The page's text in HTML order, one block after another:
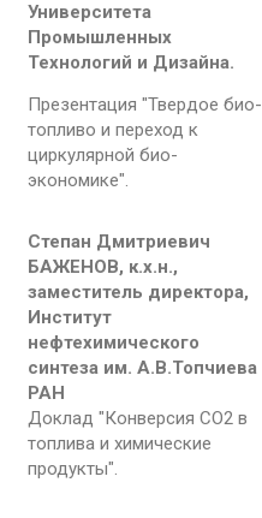
Университета
Промышленных
Технологий и Дизайна.
Презентация "Твердое био-
топливо и переход к
циркулярной био-
экономике".
Степан Дмитриевич
БАЖЕНОВ, к.х.н.,
заместитель директора,
Институт
нефтехимического
синтеза им. А.В.Топчиева
РАН
Доклад "Конверсия СО2 в
топлива и химические
продукты".